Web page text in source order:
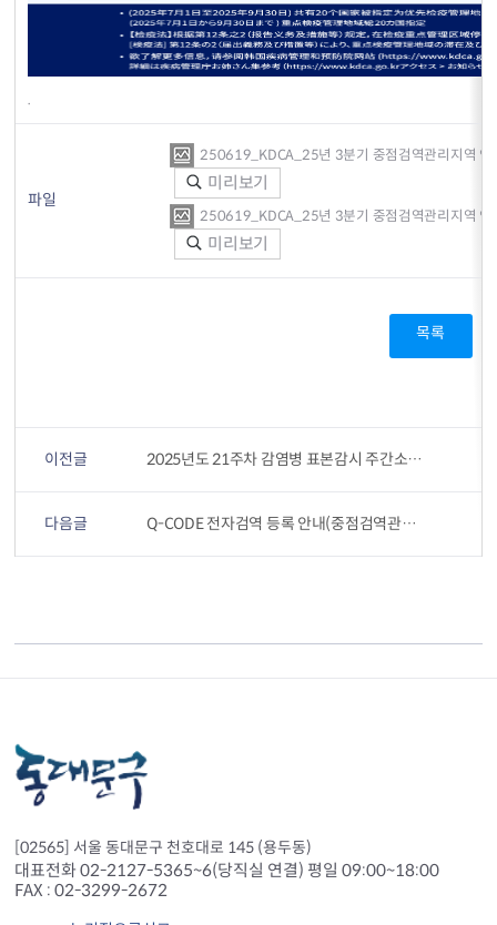
.
파일
250619_KDCA_25년 3분기 중점검역관리지역 안
미리보기
250619_KDCA_25년 3분기 중점검역관리지역 안
미리보기
목록
이전글 2025년도 21주차 감염병 표본감시 주간소식지
다음글 Q-CODE 전자검역 등록 안내(중점검역관리지역에서 입국 시)
[02565] 서울 동대문구 천호대로 145 (용두동)
대표전화 02-2127-5365~6(당직실 연결) 평일 09:00~18:00
FAX : 02-3299-2672